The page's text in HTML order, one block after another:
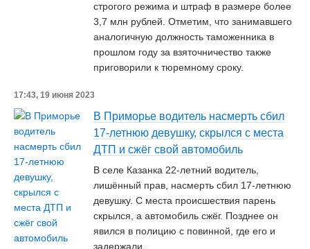
строгого режима и штраф в размере более
3,7 млн рублей. Отметим, что занимавшего
аналогичную должность таможенника в
прошлом году за взяточничество также
приговорили к тюремному сроку.
17:43, 19 июня 2023
В Приморье водитель насмерть сбил
17-летнюю девушку, скрылся с места
ДТП и сжёг свой автомобиль
В селе Казанка 22-летний водитель,
лишённый прав, насмерть сбил 17-летнюю
девушку. С места происшествия парень
скрылся, а автомобиль сжёг. Позднее он
явился в полицию с повинной, где его и
задержали.